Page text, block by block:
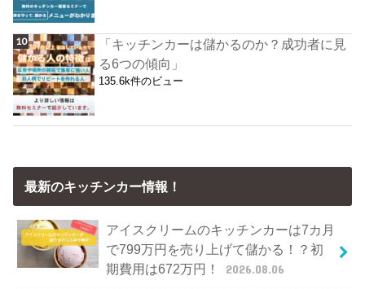
「キッチンカーは儲かるのか？成功者に見
る6つの傾向」
135.6k件のビュー
最新のキッチンカー情報！
アイスクリームのキッチンカーは7カ月
で799万円を売り上げて儲かる！？初
期費用は672万円！
2026.08.06